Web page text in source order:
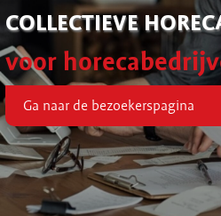
COLLECTIEVE
voor
Ga naar de bezoekerspagina